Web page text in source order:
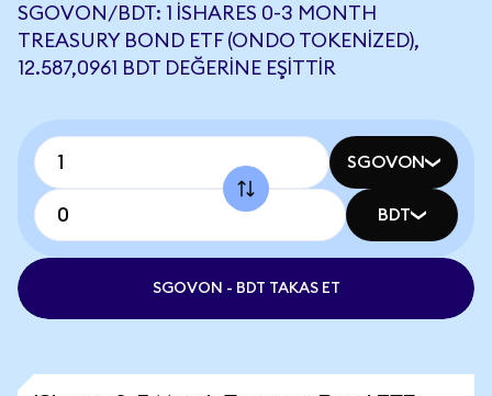
SGOVON/BDT: 1 ISHARES 0-3 MONTH
TREASURY BOND ETF (ONDO TOKENIZED),
12.587,0961 BDT DEĞERINE EŞITTIR
SGOVON
BDT
SGOVON - BDT TAKAS ET